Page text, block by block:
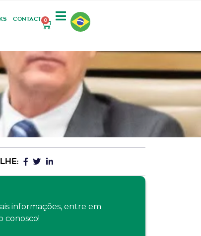
CONTACT 0
informações, entre em
conosco!